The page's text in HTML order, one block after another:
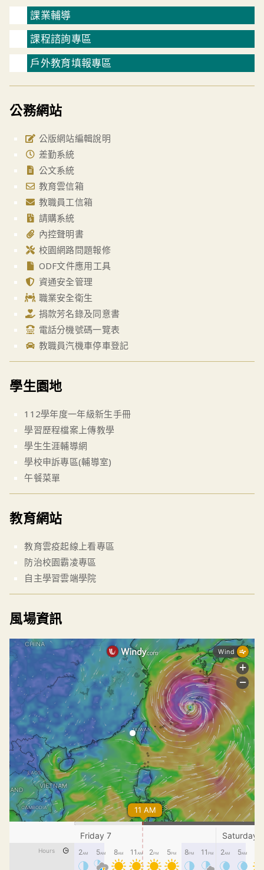
課業輔導
課程諮詢專區
戶外教育填報專區
公務網站
公版網站編輯說明
差勤系統
公文系統
教育雲信箱
教職員工信箱
請購系統
內控聲明書
校園網路問題報修
ODF文件應用工具
資通安全管理
職業安全衛生
捐款芳名錄及同意書
電話分機號碼一覽表
教職員汽機車停車登記
學生園地
112學年度一年級新生手冊
學習歷程檔案上傳教學
學生生涯輔導網
學校申訴專區(輔導室)
午餐菜單
教育網站
教育雲疫起線上看專區
防治校園霸凌專區
自主學習雲端學院
風場資訊